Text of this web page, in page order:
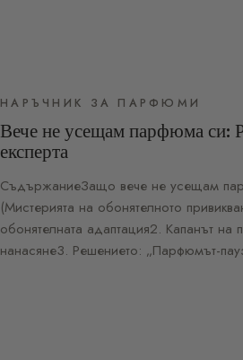
НАРЪЧНИК ЗА ПАРФЮМИ
Вече не усещам парфюма си:
експерта
СъдържаниеЗащо вече не усещам
(Мистерията на обонятелното
обонятелната адаптация2. Капанът на
нанасяне3. Решението: „Парфюмът-